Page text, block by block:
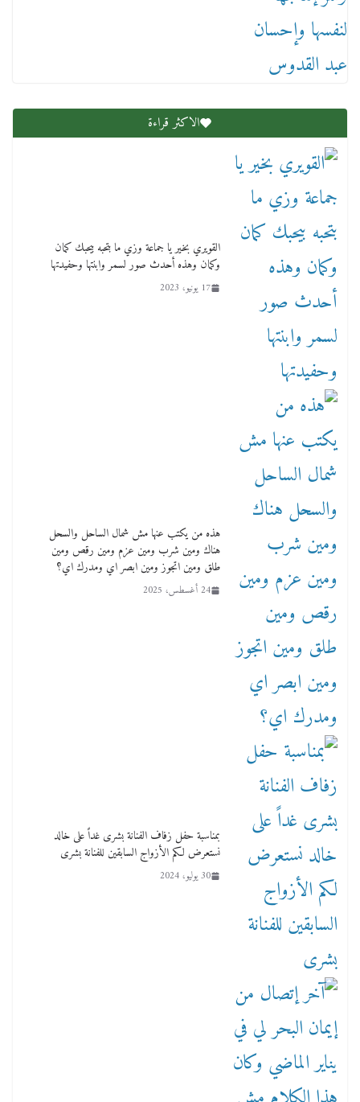
الاكثر قراءة
القويري بخير يا جماعة وزي ما بتحبه بيحبك كمان
وكمان وهذه أحدث صور لسمر وابنتها وحفيدتها
17 يونيو، 2023
هذه من يكتب عنها مش شمال الساحل والسحل
هناك ومين شرب ومين عزم ومين رقص ومين
طلق ومين اتجوز ومين ابصر اي ومدرك اي؟
24 أغسطس، 2025
بمناسبة حفل زفاف الفنانة بشرى غداً على خالد
نستعرض لكم الأزواج السابقين للفنانة بشرى
30 يوليو، 2024